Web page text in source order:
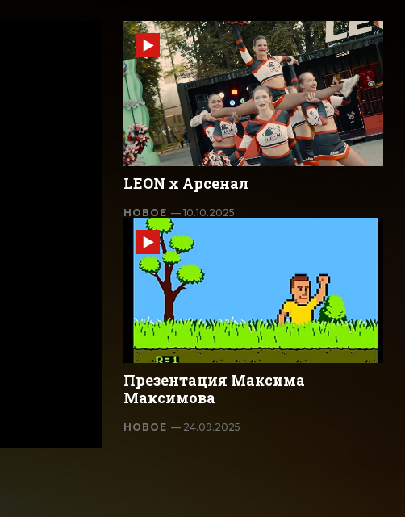
LEON x Арсенал
НОВОЕ — 10.10.2025
Презентация Максима
Максимова
НОВОЕ — 24.09.2025